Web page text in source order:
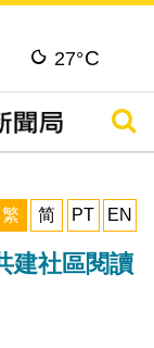
27°C
搜尋
繁
简 PT EN
建社區閱讀